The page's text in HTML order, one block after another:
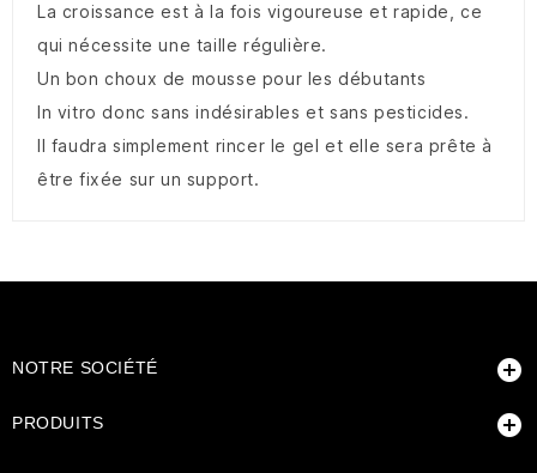
La croissance est à la fois vigoureuse et rapide, ce
qui nécessite une taille régulière.
Un bon choux de mousse pour les débutants
In vitro donc sans indésirables et sans pesticides.
Il faudra simplement rincer le gel et elle sera prête à
être fixée sur un support.
NOTRE SOCIÉTÉ 
PRODUITS 